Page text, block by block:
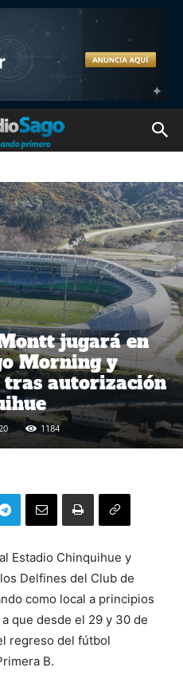
jugará en
Morning y
tras autorización
1184
Estadio Chinquihue y
Delfines del Club de
como local a principios
que desde el 29 y 30 de
regreso del fútbol
B.